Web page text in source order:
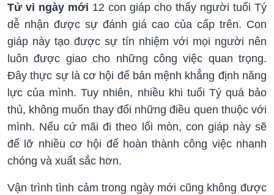
Tử vi ngày mới 12 con giáp cho thấy người tuổi Tý
dễ nhận được sự đánh giá cao của cấp trên. Con
giáp này tạo được sự tín nhiệm với mọi người nên
luôn được giao cho những công việc quan trọng.
Đây thực sự là cơ hội để bản mệnh khẳng định năng
lực của mình. Tuy nhiên, nhiều khi tuổi Tý quá bảo
thủ, không muốn thay đổi những điều quen thuộc với
mình. Nếu cứ mãi đi theo lối mòn, con giáp này sẽ
để lỡ nhiều cơ hội để hoàn thành công việc nhanh
chóng và xuất sắc hơn.
Vận trình tình cảm trong ngày mới cũng không được